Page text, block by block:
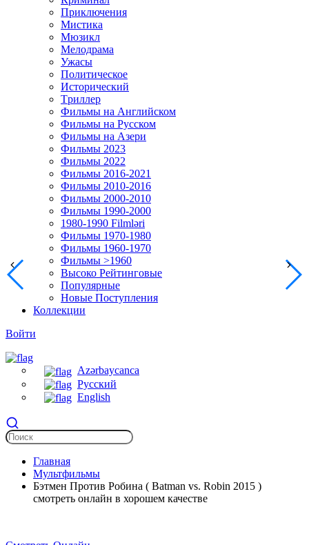
Приключения
Мистика
Мюзикл
Мелодрама
Ужасы
Политическое
Исторический
Tриллер
Фильмы на Английском
Фильмы на Русском
Фильмы на Азери
Фильмы 2023
Фильмы 2022
Фильмы 2016-2021
Фильмы 2010-2016
Фильмы 2000-2010
Фильмы 1990-2000
1980-1990 Filmləri
Фильмы 1970-1980
Фильмы 1960-1970
Фильмы >1960
Высоко Рейтинговые
Популярные
Новые Поступления
Коллекции
Войти
Azərbaycanca
Русский
English
Главная
Мультфильмы
Бэтмен Против Робина ( Batman vs. Robin 2015 )
смотреть онлайн в хорошем качестве